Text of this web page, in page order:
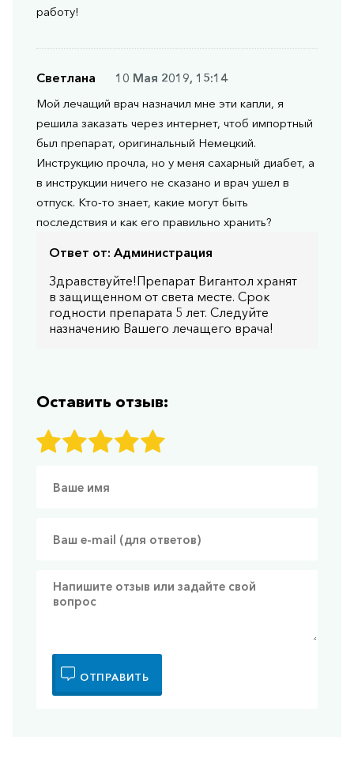
работу!
Светлана
10 Мая 2019, 15:14
Мой лечащий врач назначил мне эти капли, я
решила заказать через интернет, чтоб импортный
был препарат, оригинальный Немецкий.
Инструкцию прочла, но у меня сахарный диабет, а
в инструкции ничего не сказано и врач ушел в
отпуск. Кто-то знает, какие могут быть
последствия и как его правильно хранить?
Ответ от: Администрация
Здравствуйте!Препарат Вигантол хранят
в защищенном от света месте. Срок
годности препарата 5 лет. Следуйте
назначению Вашего лечащего врача!
Оставить отзыв:
ОТПРАВИТЬ